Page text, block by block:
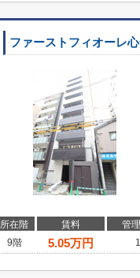
ファーストフィオーレ
所在階 賃料 管
9階
5.05万円